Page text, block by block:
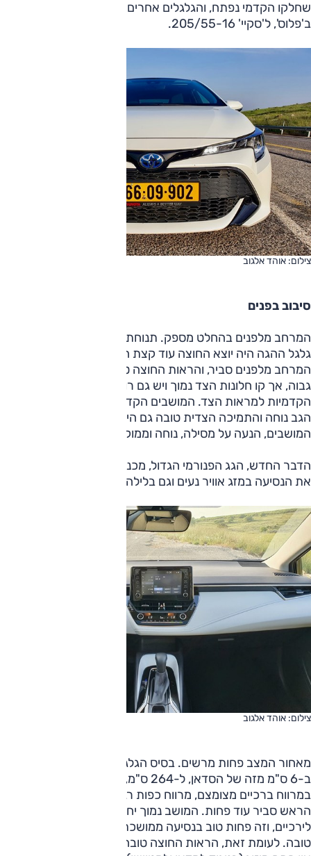
ב'פלוס', ל'סקיי' 205/55-16.
צילום: אוהד אלגוב
סיבוב בפנים
המרחב מלפנים בהחלט מספק. תנוחת הנהיגה טובה מאוד, ואם
גלגל ההגה היה יוצא החוצה עוד קצת היא הייתה מושלמת.
המרחב מלפנים סביר, והראות החוצה טובה; אמנם הדשבורד
גבוה, אך קו חלונות הצד נמוך ויש גם רווח גדול בין הקורות
הקדמיות למראות הצד. המושבים הקדמיים מעט קצרים, משענת
הגב נוחה והתמיכה הצדית טובה גם היא. גם משענת היד בין
המושבים, הנעה על מסילה, נוחה וממוקמת נהדר.
הדבר החדש, הגג הפנורמי הגדול, מכניס הרבה מאוד אור, ועושה
את הנסיעה במזג אוויר נעים וגם בלילה לחוויה מאוד נעימה.
צילום: אוהד אלגוב
מאחור המצב פחות מרשים. בסיס הגלגלים של ההאצ'בק קצר
ב-6 ס"מ מזה של הסדאן, ל-264 ס"מ, והדבר מוצא ביטוי בעיקר
במרווח ברכיים מצומצם, מרווח כפות רגליים סביר-מינוס, ומרווח
הראש סביר עוד פחות. המושב נמוך יחסית ואין תמיכה ראויה
לירכיים, וזה פחות טוב בנסיעה ממושכת, משענת הגב בזווית
טובה. לעומת זאת, הראות החוצה טובה לילדים, יש משענת יד אך